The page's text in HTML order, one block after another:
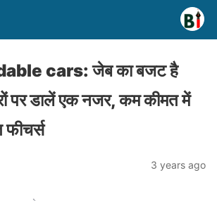
cars: जेब का बजट है
पर डालें एक नजर, कम कीमत में
3 years ago